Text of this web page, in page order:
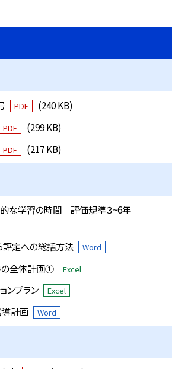
PDF
(240 KB)
PDF
(299 KB)
PDF (217 KB)
な学習の時間 評価規準３~6年
評定への総括方法 Word
の全体計画① Excel
ンプラン Excel
計画 Word